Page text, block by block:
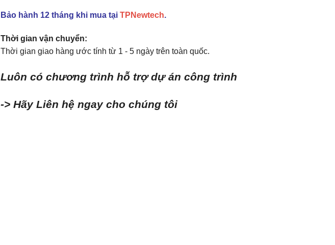
Bảo hành 12 tháng khi mua tại TPNewtech.
Thời gian vận chuyển:
Thời gian giao hàng ước tính từ 1 - 5 ngày trên toàn quốc.
Luôn có chương trình hỗ trợ dự án công trình
-> Hãy Liên hệ ngay cho chúng tôi